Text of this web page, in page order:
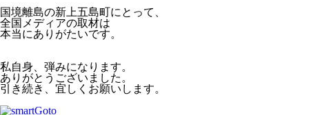
国境離島の新上五島町にとって、
全国メディアの取材は
本当にありがたいです。
私自身、弾みになります。
ありがとうございました。
引き続き、宜しくお願いします。